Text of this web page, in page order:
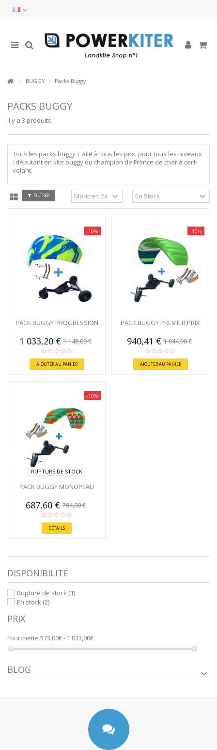
BUGGY Packs Buggy
PACKS BUGGY
Il y a 3 produits.
Tous les packs buggy + aile à tous les prix, pour tous les niveaux
: débutant en kite buggy ou champion de France de char à cerf-
volant.
FILTRER
-10%
PACK BUGGY PROGRESSION
1 033,20 € 1 148,00 €
AJOUTER AU PANIER
-10%
PACK BUGGY PREMIER PRIX
940,41 €1 044,90 €
AJOUTER AU PANIER
-10%
RUPTURE DE STOCK
PACK BUGGY MONOPEAU
687,60 €764,00 €
DÉTAILS
DISPONIBILITÉ
Rupture de stock (1)
En stock (2)
PRIX
Fourchette 573,00€ - 1 033,00€
BLOG